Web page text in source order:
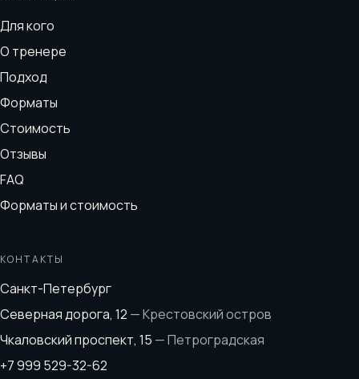
Для кого
О тренере
Подход
Форматы
Стоимость
Отзывы
FAQ
Форматы и стоимость
КОНТАКТЫ
Санкт-Петербург
Северная дорога, 12 —Крестовский остров
Чкаловский проспект, 15 —Петроградская
+7 999 529-32-62